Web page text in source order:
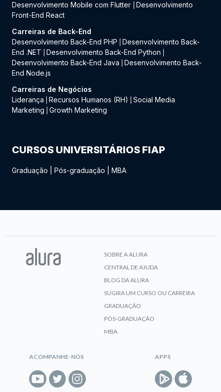
Desenvolvimento Mobile com Flutter
Desenvolvimento
Front-End React
Carreiras de Back-End
Desenvolvimento Back-End PHP
Desenvolvimento Back-
End .NET
Desenvolvimento Back-End Python
Desenvolvimento Back-End Java
Desenvolvimento Back-
End Node.js
Carreiras de Negócios
Liderança
Recursos Humanos (RH)
Social Media
Marketing
Growth Marketing
CURSOS UNIVERSITÁRIOS FIAP
Graduação Pós-graduação MBA
SOBRE A ALURA
CENTRAL DE AJUDA
BLOG DA ALURA
SUGIRA UM CURSO OU CARREIRA
GRADUAÇÃO
PÓS-GRADUAÇÃO
MBA
ACOMPANHE-NOS APPS